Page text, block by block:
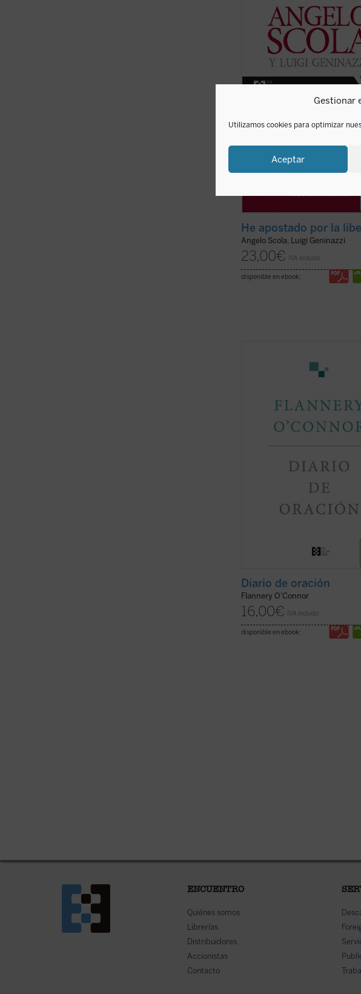
Gestionar
Utilizamos cookies para optimizar
Aceptar
En esta amplia conversación
periodista Luigi Geninazzi el
Angelo Scola aborda, junto con
aspectos centrales de su
la trayectoria y situación de la
sociedad europea en el último
siglo. ...(ver ficha)
He apostado por la
Angelo Scola, Luigi Geninazzi
23,00€ IVA incluido
disponible en ebook:
contenía una serie de «cartas
terminó era evidente que la
diario había supuesto un cambio
(ver ficha)
Diario de oración
Flannery O'Connor
16,00€ IVA incluido
disponible en ebook:
ENCUENTRO
Quiénes somos
Librerías
Distribuidores
Accionistas
Contacto